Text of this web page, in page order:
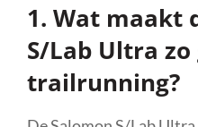
1. Wat maakt
S/Lab Ultra
trailrunning?